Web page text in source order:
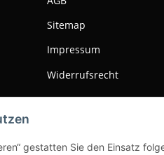
gestatten Sie den Einsatz
Sitemap
Impressum
Widerrufsrecht